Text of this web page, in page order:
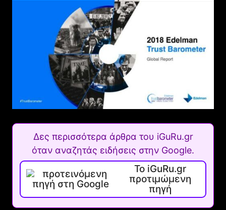
Δες περισσότερα άρθρα του iGuRu.gr
όταν αναζητάς ειδήσεις στην Google.
Το iGuRu.gr
προτιμώμενη
πηγή